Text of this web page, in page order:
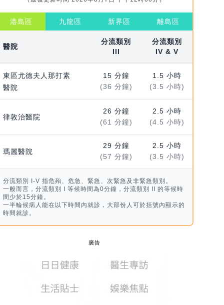
港島區 九龍區 新界區 離島區
醫院
分流類別
III
分流類別
IV & V
東區尤德夫人那打素
醫院
15 分鐘
(36 分鐘)
1.5 小時
(3.5 小時)
律敦治醫院
26 分鐘
(61 分鐘)
2.5 小時
(4.5 小時)
瑪麗醫院
29 分鐘
(57 分鐘)
2.5 小時
(3.5 小時)
分流類別 I-V 指危殆、危急、緊急、次緊急及非緊急類別。
一般而言，分流類別 I 等候時間為0分鐘，分流類別 II 的等候時
間少於15分鐘。
一半輪候病人能在以下時間內就診，大部份人可於括號內顯示的
時間就診。
廣告